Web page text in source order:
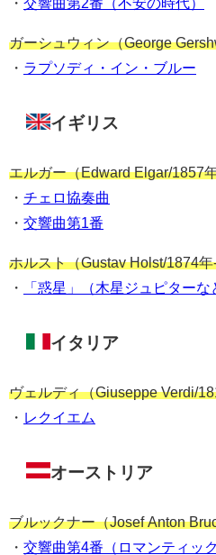
ガーシュウィン（George
・ ラプソディ・イン・ブルー
イギリス
エルガー（Edward Elgar/1857
・ チェロ協奏曲
・ 交響曲第1番
ホルスト（Gustav Holst/1874
・
「惑星」（木星ジュピターな
イタリア
ヴェルディ（Giuseppe Verdi/
・ レクイエム
オーストリア
ブルックナー（Josef Anton
・ 交響曲第4番（ロマンティック